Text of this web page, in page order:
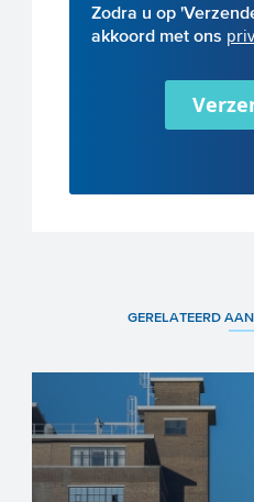
Zodra u op
akkoord met ons
GERELATEERD